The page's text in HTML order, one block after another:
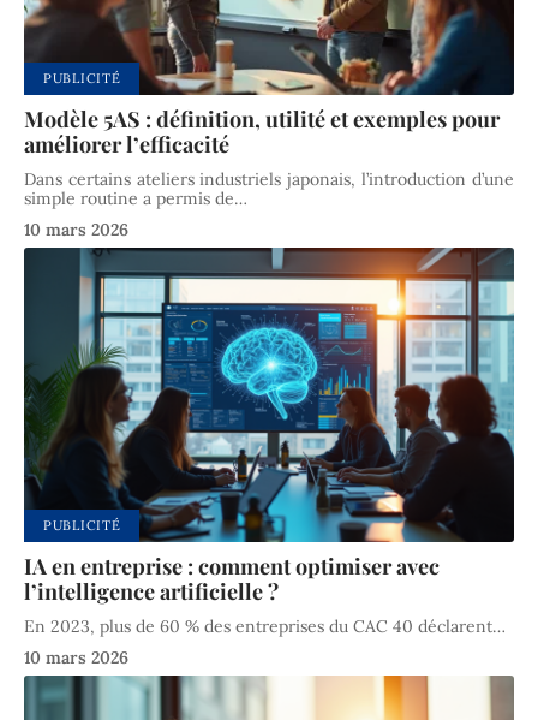
PUBLICITÉ
Modèle 5AS : définition, utilité et exemples pour
améliorer l’efficacité
Dans certains ateliers industriels japonais, l’introduction d’une
simple routine a permis de…
10 mars 2026
PUBLICITÉ
IA en entreprise : comment optimiser avec
l’intelligence artificielle ?
En 2023, plus de 60 % des entreprises du CAC 40 déclarent…
10 mars 2026